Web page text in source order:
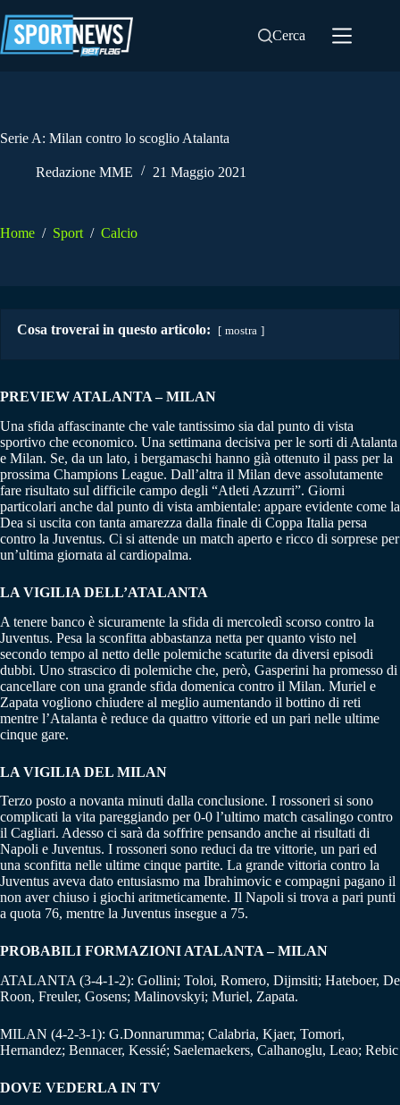
al
contenuto
Cerca
Serie A: Milan contro lo scoglio Atalanta
Redazione MME 21 Maggio 2021
Home / Sport / Calcio
Cosa troverai in questo articolo: mostra
PREVIEW ATALANTA – MILAN
Una sfida affascinante che vale tantissimo sia dal punto di vista
sportivo che economico. Una settimana decisiva per le sorti di Atalanta
e Milan. Se, da un lato, i bergamaschi hanno già ottenuto il pass per la
prossima Champions League. Dall’altra il Milan deve assolutamente
fare risultato sul difficile campo degli “Atleti Azzurri”. Giorni
particolari anche dal punto di vista ambientale: appare evidente come la
Dea si uscita con tanta amarezza dalla finale di Coppa Italia persa
contro la Juventus. Ci si attende un match aperto e ricco di sorprese per
un’ultima giornata al cardiopalma.
LA VIGILIA DELL’ATALANTA
A tenere banco è sicuramente la sfida di mercoledì scorso contro la
Juventus. Pesa la sconfitta abbastanza netta per quanto visto nel
secondo tempo al netto delle polemiche scaturite da diversi episodi
dubbi. Uno strascico di polemiche che, però, Gasperini ha promesso di
cancellare con una grande sfida domenica contro il Milan. Muriel e
Zapata vogliono chiudere al meglio aumentando il bottino di reti
mentre l’Atalanta è reduce da quattro vittorie ed un pari nelle ultime
cinque gare.
LA VIGILIA DEL MILAN
Terzo posto a novanta minuti dalla conclusione. I rossoneri si sono
complicati la vita pareggiando per 0-0 l’ultimo match casalingo contro
il Cagliari. Adesso ci sarà da soffrire pensando anche ai risultati di
Napoli e Juventus. I rossoneri sono reduci da tre vittorie, un pari ed
una sconfitta nelle ultime cinque partite. La grande vittoria contro la
Juventus aveva dato entusiasmo ma Ibrahimovic e compagni pagano il
non aver chiuso i giochi aritmeticamente. Il Napoli si trova a pari punti
a quota 76, mentre la Juventus insegue a 75.
PROBABILI FORMAZIONI ATALANTA – MILAN
ATALANTA (3-4-1-2): Gollini; Toloi, Romero, Dijmsiti; Hateboer, De
Roon, Freuler, Gosens; Malinovskyi; Muriel, Zapata.
MILAN (4-2-3-1): G.Donnarumma; Calabria, Kjaer, Tomori,
Hernandez; Bennacer, Kessié; Saelemaekers, Calhanoglu, Leao; Rebic
DOVE VEDERLA IN TV